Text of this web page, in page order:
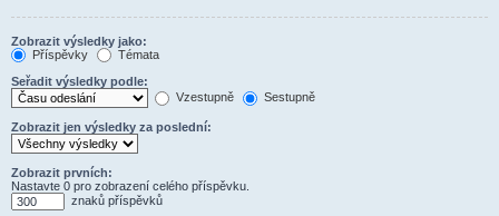
Zobrazit výsledky jako:
Příspěvky
Témata
Seřadit výsledky podle:
Vzestupně
Sestupně
Zobrazit jen výsledky za poslední:
Zobrazit prvních:
Nastavte 0 pro zobrazení celého příspěvku.
znaků příspěvků